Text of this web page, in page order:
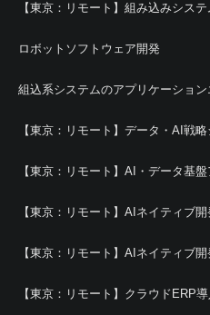
【東京：リモート】組み込みシス
ロボットソフトウェア開発
組込系システムのアプリケーション
【東京：リモート】データ・AI戦
【東京：リモート】AI・データ基
【東京：リモート】AIネイティブ
【東京：リモート】AIネイティブ
【東京：リモート】クラウドERP